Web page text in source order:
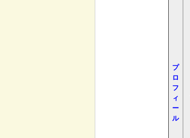
プ
ロ
フ
ィ
ー
ル